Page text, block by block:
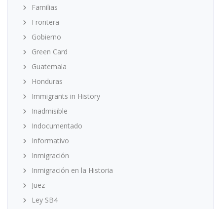
Familias
Frontera
Gobierno
Green Card
Guatemala
Honduras
Immigrants in History
Inadmisible
Indocumentado
Informativo
Inmigración
Inmigración en la Historia
Juez
Ley SB4